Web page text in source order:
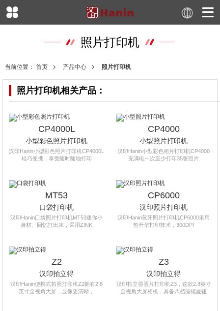
照片打印机
当前位置： 首页 产品中心 照片打印机
照片打印机相关产品：
CP4000L
小型彩色照片打印机
汉印Hanin小型彩色照片打印机CP4000L
轻巧便携，享受随时随地打印
CP4000
小型照片打印机
汉印Hanin小型彩色相片打印机CP4000
充满电一次至少打印35张照片
MT53
口袋打印机
汉印Hanin口袋照片打印机MT53迷你小
身材、回忆打出来，采用ZINK
CP6000
汉印照片打印机
汉印Hanin蓝牙照片打印机CP6000采用
热升华打印技术，300DPI
Z2
汉印拍立得
汉印Hanin便携式拍照打印机Z2拥有2.8
英寸全视角大屏，显像更清晰，
Z3
汉印拍立得
汉印拍立得照片打印机Z3，这款2.8英寸
全视角大屏相机，具备八档滤镜旋钮